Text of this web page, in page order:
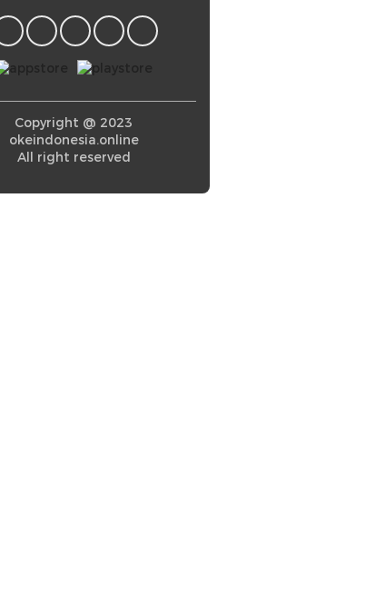
Copyright @ 2023
okeindonesia.online
All right reserved